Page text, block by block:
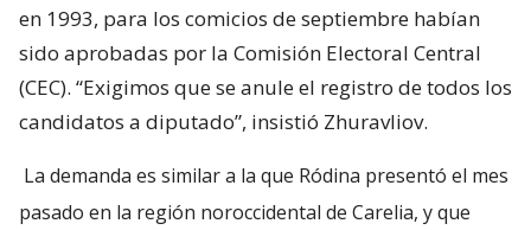
en 1993, para los comicios de septiembre habían
sido aprobadas por la Comisión Electoral Central
(CEC). “Exigimos que se anule el registro de todos los
candidatos a diputado”, insistió Zhuravliov.
La demanda es similar a la que Ródina presentó el mes
pasado en la región noroccidental de Carelia, y que